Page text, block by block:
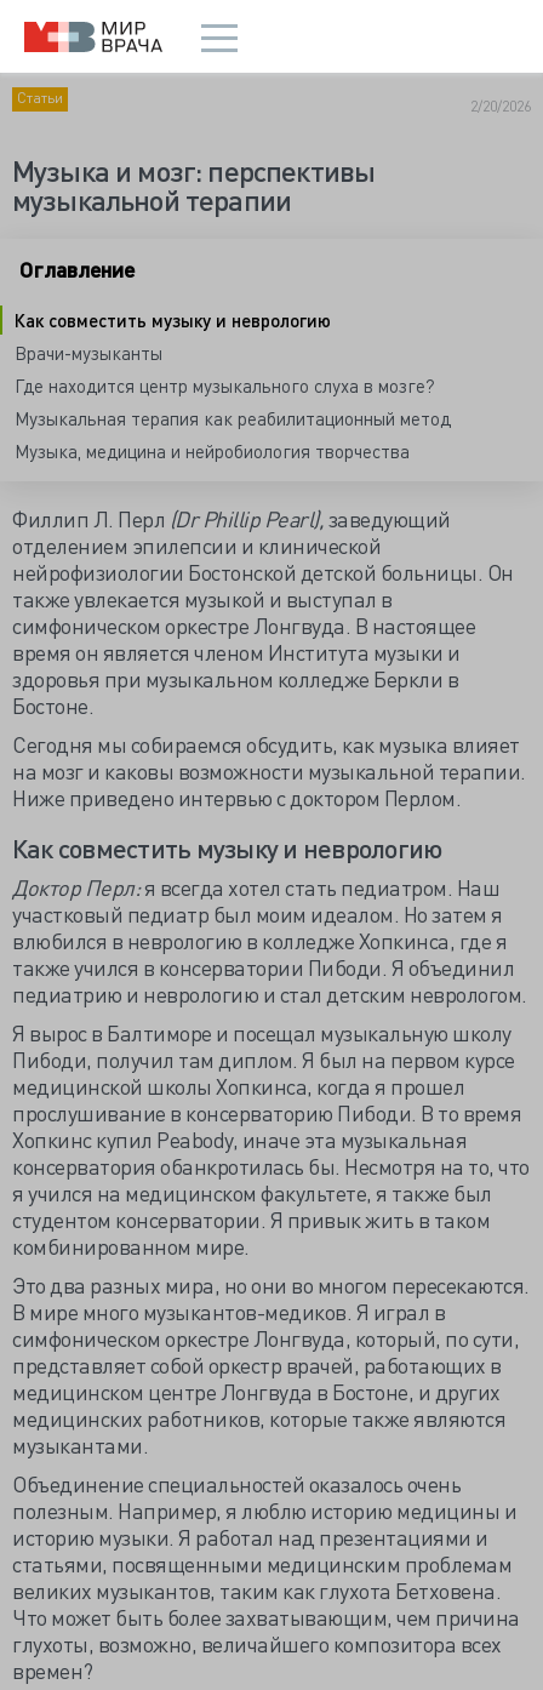
Статьи 2/20/2026
Музыка и мозг: перспективы
музыкальной терапии
Оглавление
Как совместить музыку и неврологию
Врачи-музыканты
Где находится центр музыкального слуха в мозге?
Музыкальная терапия как реабилитационный метод
Музыка, медицина и нейробиология творчества
Филлип Л. Перл (Dr Phillip Pearl),заведующий
отделением эпилепсии и клинической
нейрофизиологии Бостонской детской больницы. Он
также увлекается музыкой и выступал в
симфоническом оркестре Лонгвуда. В настоящее
время он является членом Института музыки и
здоровья при музыкальном колледже Беркли в
Бостоне.
Сегодня мы собираемся обсудить, как музыка влияет
на мозг и каковы возможности музыкальной терапии.
Ниже приведено интервью с доктором Перлом.
Как совместить музыку и неврологию
Доктор Перл:я всегда хотел стать педиатром. Наш
участковый педиатр был моим идеалом. Но затем я
влюбился в неврологию в колледже Хопкинса, где я
также учился в консерватории Пибоди. Я объединил
педиатрию и неврологию и стал детским неврологом.
Я вырос в Балтиморе и посещал музыкальную школу
Пибоди, получил там диплом. Я был на первом курсе
медицинской школы Хопкинса, когда я прошел
прослушивание в консерваторию Пибоди. В то время
Хопкинс купил Peabody, иначе эта музыкальная
консерватория обанкротилась бы. Несмотря на то, что
я учился на медицинском факультете, я также был
студентом консерватории. Я привык жить в таком
комбинированном мире.
Это два разных мира, но они во многом пересекаются.
В мире много музыкантов-медиков. Я играл в
симфоническом оркестре Лонгвуда, который, по сути,
представляет собой оркестр врачей, работающих в
медицинском центре Лонгвуда в Бостоне, и других
медицинских работников, которые также являются
музыкантами.
Объединение специальностей оказалось очень
полезным. Например, я люблю историю медицины и
историю музыки. Я работал над презентациями и
статьями, посвященными медицинским проблемам
великих музыкантов, таким как глухота Бетховена.
Что может быть более захватывающим, чем причина
глухоты, возможно, величайшего композитора всех
времен?